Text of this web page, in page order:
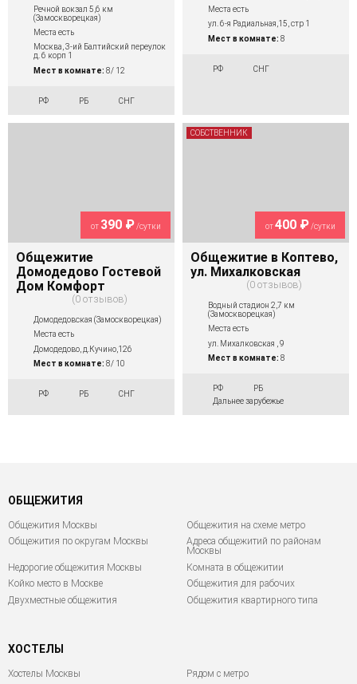
Речной вокзал 5,6 км
(Замоскворецкая)
Места есть
Москва, 3-ий Балтийский переулок
д. 6 корп 1
Мест в комнате: 8/ 12
РФ РБ СНГ
Места есть
ул. 6-я Радиальная,15, стр 1
Мест в комнате: 8
РФ СНГ
от 390 ₽/сутки
Общежитие
Домодедово Гостевой
Дом Комфорт
0 отзывов
Домодедовская (Замоскворецкая)
Места есть
Домодедово, д.Кучино,126
Мест в комнате: 8/ 10
РФ РБ СНГ
от400 ₽/сутки
Общежитие в Коптево,
ул. Михалковская
0 отзывов
Водный стадион 2,7 км
(Замоскворецкая)
Места есть
ул. Михалковская , 9
Мест в комнате: 8
РФ
РБ
Дальнее зарубежье
СОБСТВЕННИК
ОБЩЕЖИТИЯ
Общежития Москвы
Общежития на схеме метро
Общежития по округам Москвы
Адреса общежитий по районам
Москвы
Недорогие общежития Москвы
Комната в общежитии
Койко место в Москве
Общежития для рабочих
Двухместные общежития
Общежития квартирного типа
ХОСТЕЛЫ
Хостелы Москвы Рядом с метро